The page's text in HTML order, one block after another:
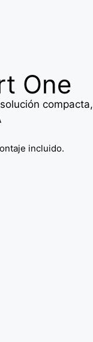
One
incluido.